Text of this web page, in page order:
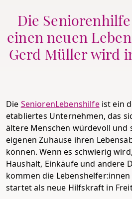
Die
einen neuen
Gerd Müller wird
Die SeniorenLebenshilfeist ein
etabliertes Unternehmen, das
ältere Menschen würdevoll und
eigenen Zuhause ihren
können. Wenn es schwierig
Haushalt, Einkäufe und andere
kommen die Lebenshelfer:innen
startet als neue Hilfskraft in